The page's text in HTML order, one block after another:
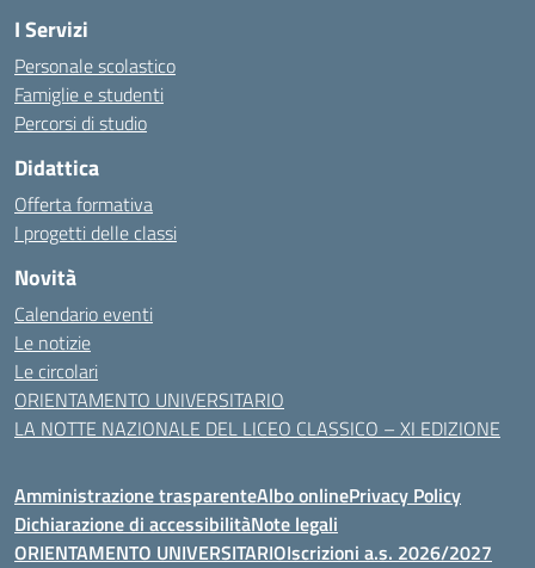
I Servizi
Personale scolastico
Famiglie e studenti
Percorsi di studio
Didattica
Offerta formativa
I progetti delle classi
Novità
Calendario eventi
Le notizie
Le circolari
ORIENTAMENTO UNIVERSITARIO
LA NOTTE NAZIONALE DEL LICEO CLASSICO – XI EDIZIONE
Amministrazione trasparenteAlbo onlinePrivacy Policy
Dichiarazione di accessibilitàNote legali
ORIENTAMENTO UNIVERSITARIOIscrizioni a.s. 2026/2027